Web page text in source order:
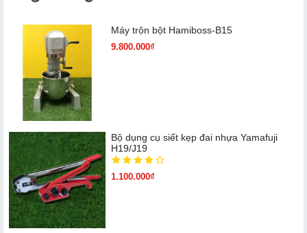
Máy trộn bột Hamiboss-B15
9.800.000₫
Bộ dụng cụ siết kẹp đai nhựa Yamafuji
H19/J19
1.100.000₫